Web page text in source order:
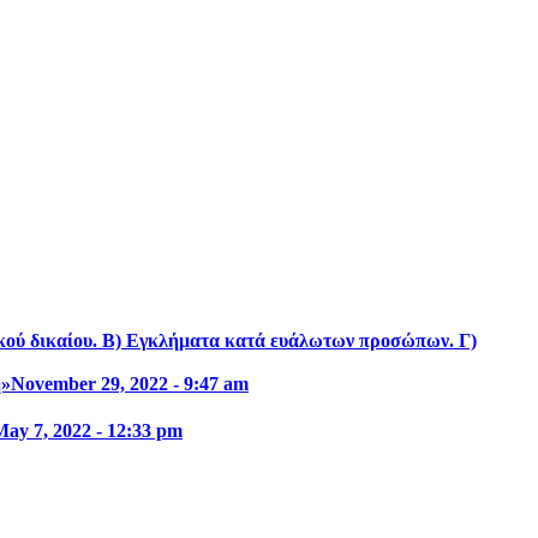
δικαίου. Β) Εγκλήματα κατά ευάλωτων προσώπων. Γ)
November 29, 2022 - 9:47 am
7, 2022 - 12:33 pm